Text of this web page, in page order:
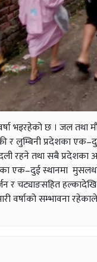
भइरहेको छ । जल तथा
लुम्बिनी प्रदेशका
रहने तथा सबै प्रदेशका
एक–दुई स्थानमा
र चट्याङसहित
वर्षाको सम्भावना